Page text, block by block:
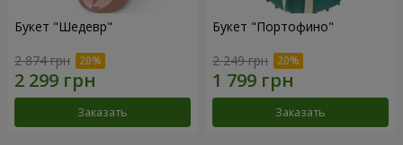
Букет "Шедевр"
2 874 грн
Заказать
Букет "Портофино"
2 249 грн
Заказать